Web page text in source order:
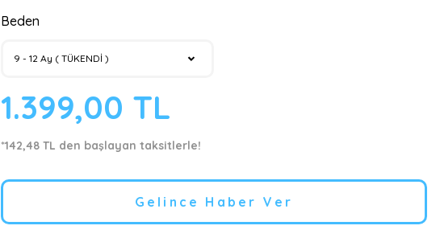
Beden
1.399,00 TL
*142,48 TL den başlayan taksitlerle!
Gelince Haber Ver